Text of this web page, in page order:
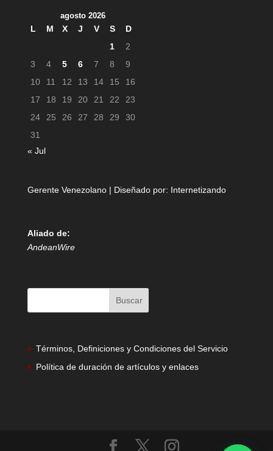
agosto 2026
L M X J V S
D
1
2
3
4 5 6 7 8
9
10
11 12 13 14 15
16
17
18 19 20 21 22
23
24
25 26 27 28 29
30
31
« Jul
Gerente Venezolano | Diseñado por: Internetizando
Aliado de:
AndeanWire
Términos, Definiciones y Condiciones del Servicio
Política de duración de artículos y enlaces